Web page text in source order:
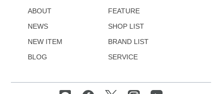
ABOUT
NEWS
NEW ITEM
BLOG
FEATURE
SHOP LIST
BRAND LIST
SERVICE